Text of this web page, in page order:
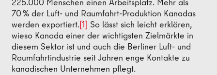
70 % der Luft‑ und Raumfahrt‑Produktion Kanadas
werden exportiert.[1] So lässt sich leicht erklären,
wieso Kanada einer der wichtigsten Zielmärkte in
diesem Sektor ist und auch die Berliner Luft- und
Raumfahrtindustrie seit Jahren enge Kontakte zu
kanadischen Unternehmen pflegt.